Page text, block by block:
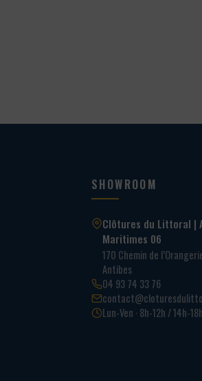
SHOWROOM
Clôtures du Littoral |
Maritimes 06
170 Chemin de
Antibes
04 93 74 33 76
Lun-Ven · 8h-12h / 14h-18h